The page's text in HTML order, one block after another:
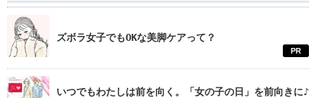
ズボラ女子でもOKな美脚ケアって？
PR
いつでもわたしは前を向く。「女の子の日」を前向きに♪